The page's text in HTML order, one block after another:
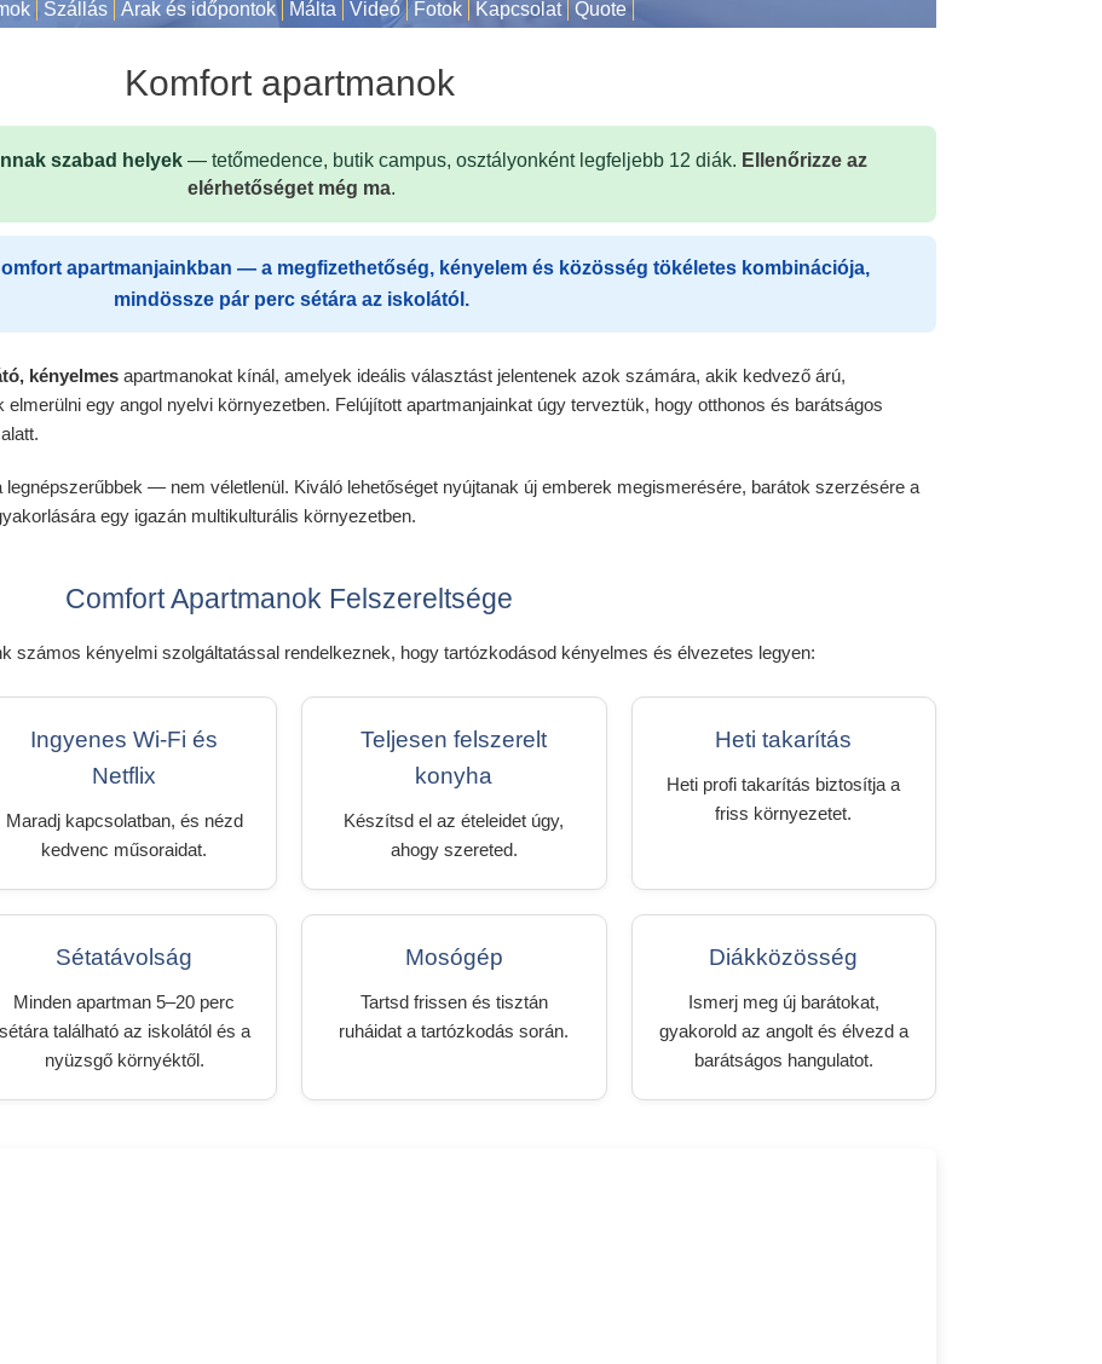
Szállás Árak és időpontok Málta Videó Fotok Kapcsolat Quote
Komfort apartmanok
szabad helyek— tetőmedence, butik campus, osztályonként legfeljebb 12 diák. Ellenőrizze az
elérhetőséget még ma.
apartmanjainkban — a megfizethetőség, kényelem és közösség tökéletes kombinációja,
mindössze pár perc sétára az iskolától.
kényelmes apartmanokat kínál, amelyek ideális választást jelentenek azok számára, akik kedvező árú,
egy angol nyelvi környezetben. Felújított apartmanjainkat úgy terveztük, hogy otthonos és barátságos
— nem véletlenül. Kiváló lehetőséget nyújtanak új emberek megismerésére, barátok szerzésére a
egy igazán multikulturális környezetben.
Comfort Apartmanok Felszereltsége
számos kényelmi szolgáltatással rendelkeznek, hogy tartózkodásod kényelmes és élvezetes legyen:
Ingyenes Wi-Fi és
Netflix
Maradj kapcsolatban, és nézd
kedvenc műsoraidat.
Teljesen felszerelt
konyha
Készítsd el az ételeidet úgy,
ahogy szereted.
Heti takarítás
Heti profi takarítás biztosítja a
friss környezetet.
Sétatávolság
Minden apartman 5–20 perc
sétára található az iskolától és a
nyüzsgő környéktől.
Mosógép
Tartsd frissen és tisztán
ruháidat a tartózkodás során.
Diákközösség
Ismerj meg új barátokat,
gyakorold az angolt és élvezd a
barátságos hangulatot.